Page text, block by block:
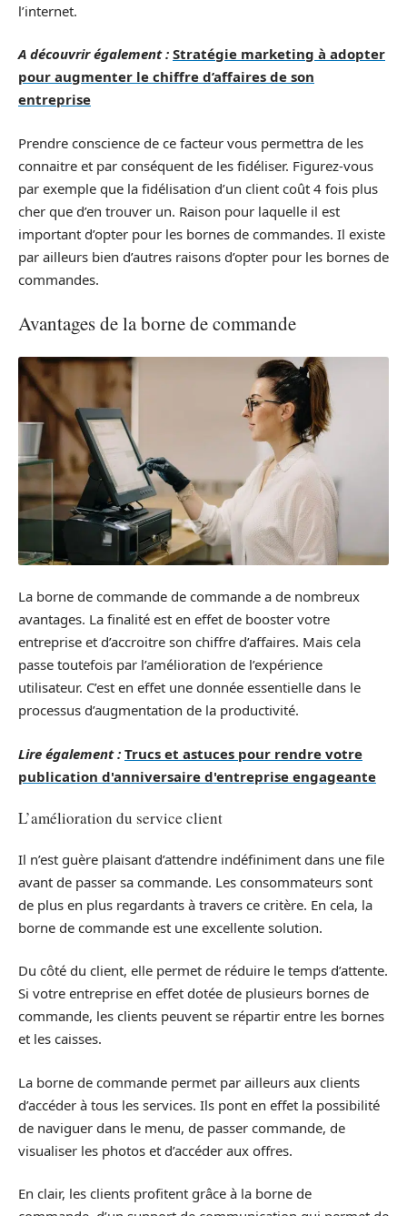
l’internet.
A découvrir également : Stratégie marketing à adopter
pour augmenter le chiffre d’affaires de son
entreprise
Prendre conscience de ce facteur vous permettra de les
connaitre et par conséquent de les fidéliser. Figurez-vous
par exemple que la fidélisation d’un client coût 4 fois plus
cher que d’en trouver un. Raison pour laquelle il est
important d’opter pour les bornes de commandes. Il existe
par ailleurs bien d’autres raisons d’opter pour les bornes de
commandes.
Avantages de la borne de commande
La borne de commande de commande a de nombreux
avantages. La finalité est en effet de booster votre
entreprise et d’accroitre son chiffre d’affaires. Mais cela
passe toutefois par l’amélioration de l’expérience
utilisateur. C’est en effet une donnée essentielle dans le
processus d’augmentation de la productivité.
Lire également : Trucs et astuces pour rendre votre
publication d'anniversaire d'entreprise engageante
L’amélioration du service client
Il n’est guère plaisant d’attendre indéfiniment dans une file
avant de passer sa commande. Les consommateurs sont
de plus en plus regardants à travers ce critère. En cela, la
borne de commande est une excellente solution.
Du côté du client, elle permet de réduire le temps d’attente.
Si votre entreprise en effet dotée de plusieurs bornes de
commande, les clients peuvent se répartir entre les bornes
et les caisses.
La borne de commande permet par ailleurs aux clients
d’accéder à tous les services. Ils pont en effet la possibilité
de naviguer dans le menu, de passer commande, de
visualiser les photos et d’accéder aux offres.
En clair, les clients profitent grâce à la borne de